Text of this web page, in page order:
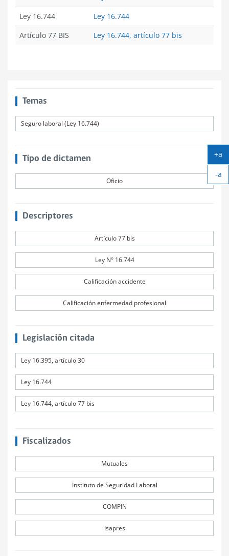
Ley 16.744
Ley 16.744
Artículo 77 BIS
Ley 16.744, artículo 77 bis
Temas
Seguro laboral (Ley 16.744)
Tipo de dictamen
Oficio
Descriptores
Artículo 77 bis
Ley N° 16.744
Calificación accidente
Calificación enfermedad profesional
Legislación citada
Ley 16.395, artículo 30
Ley 16.744
Ley 16.744, artículo 77 bis
Fiscalizados
Mutuales
Instituto de Seguridad Laboral
COMPIN
Isapres
+a
-a